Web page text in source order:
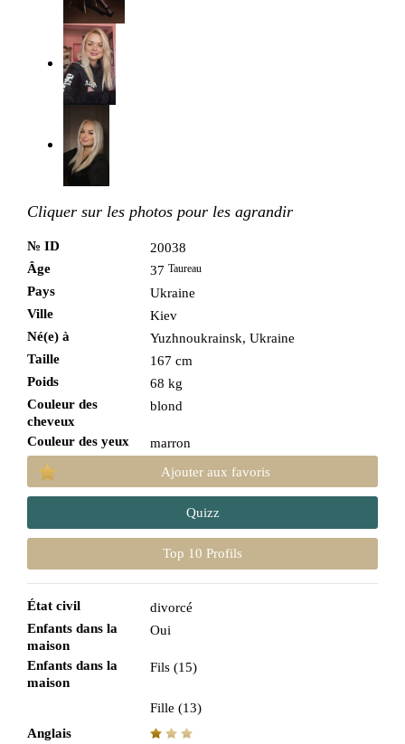
Cliquer sur les photos pour les agrandir
№ ID
20038
Âge
37 Taureau
Pays
Ukraine
Ville
Kiev
Né(e) à
Yuzhnoukrainsk, Ukraine
Taille
167 cm
Poids
68 kg
Couleur des
cheveux
blond
Couleur des yeux
marron
Ajouter aux favoris
Quizz
Top 10 Profils
État civil
divorcé
Enfants dans la
maison
Oui
Enfants dans la
maison
Fils (15)
Fille (13)
Anglais